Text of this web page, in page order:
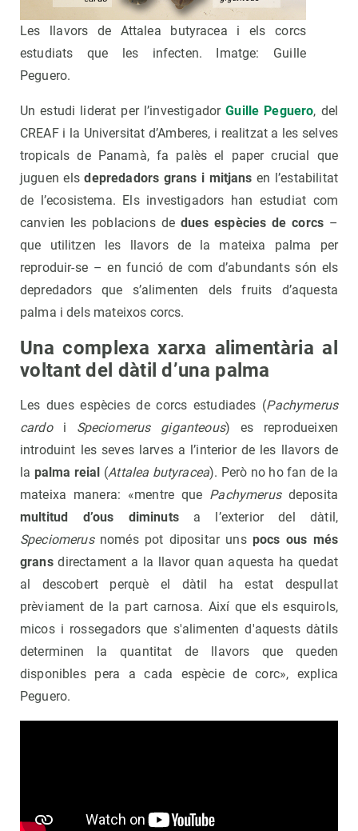
Les llavors de Attalea butyracea i els corcs
estudiats que les infecten. Imatge: Guille
Peguero.
Un estudi liderat per l’investigadorGuille Peguero, del
CREAF i la Universitat d’Amberes, i realitzat a les selves
tropicals de Panamà, fa palès el paper crucial que
juguen elsdepredadors grans i mitjans en l’estabilitat
de l’ecosistema. Els investigadors han estudiat com
canvien les poblacions de dues espècies de corcs –
que utilitzen les llavors de la mateixa palma per
reproduir-se – en funció de com d’abundants són els
depredadors que s’alimenten dels fruits d’aquesta
palma i dels mateixos corcs.
Una complexa xarxa alimentària al
voltant del dàtil d’una palma
Les dues espècies de corcs estudiades (Pachymerus
cardoi Speciomerus giganteous) es reprodueixen
introduint les seves larves a l’interior de les llavors de
la palma reial (Attalea butyracea). Però no ho fan de la
mateixa manera: «mentre que Pachymerusdeposita
multitud d’ous diminutsa l’exterior del dàtil,
Speciomerusnomés pot dipositar uns pocs ous més
gransdirectament a la llavor quan aquesta ha quedat
al descobert perquè el dàtil ha estat despullat
prèviament de la part carnosa. Així que els esquirols,
micos i rossegadors que s'alimenten d'aquests dàtils
determinen la quantitat de llavors que queden
disponibles pera a cada espècie de corc», explica
Peguero.